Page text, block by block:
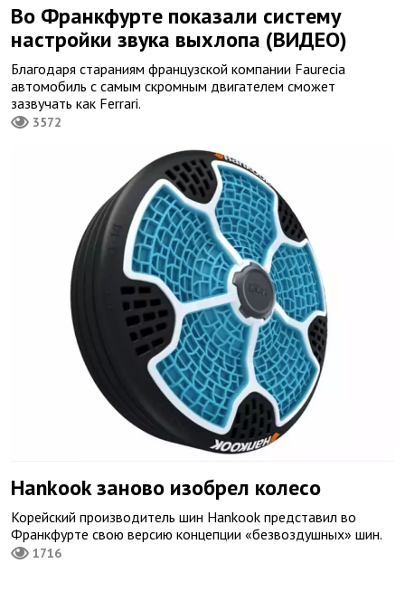
Во Франкфурте показали систему
настройки звука выхлопа (ВИДЕО)
Благодаря стараниям французской компании Faurecia
автомобиль с самым скромным двигателем сможет
зазвучать как Ferrari.
3572
Hankook заново изобрел колесо
Корейский производитель шин Hankook представил во
Франкфурте свою версию концепции «безвоздушных» шин.
1716